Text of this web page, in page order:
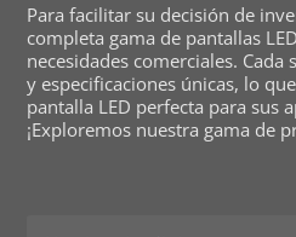
Para facilitar su decisión de
completa gama de pantallas
necesidades comerciales. Cada
y especificaciones únicas, lo
pantalla LED perfecta para sus
¡Exploremos nuestra gama de